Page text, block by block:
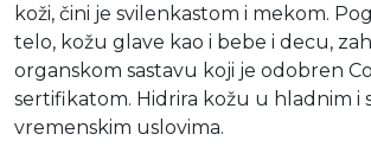
koži, čini je svilenkastom i mekom.
telo, kožu glave kao i bebe i decu,
organskom sastavu koji je odobren
sertifikatom. Hidrira kožu u hladnim i
vremenskim uslovima.